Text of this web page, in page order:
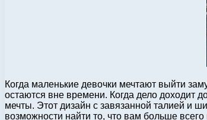
Когда маленькие девочки мечтают выйти
остаются вне времени. Когда дело доходит
мечты. Этот дизайн с завязанной талией и
возможности найти то, что вам больше